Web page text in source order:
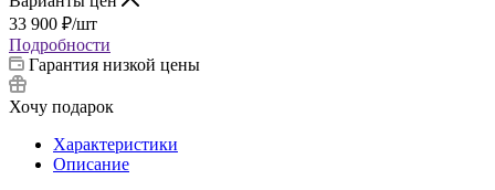
33 900 ₽/шт
Подробности
Гарантия низкой цены
Хочу подарок
Характеристики
Описание